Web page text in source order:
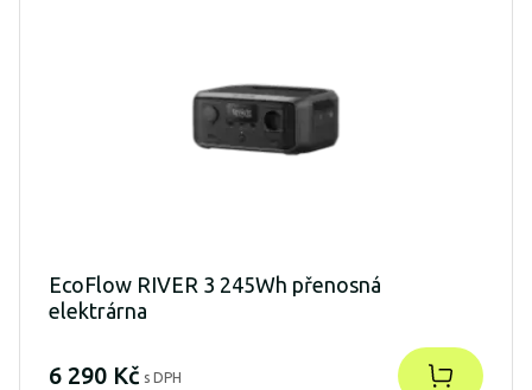
EcoFlow RIVER 3 245Wh přenosná
elektrárna
6 290 Kč s DPH